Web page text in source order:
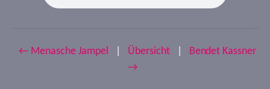
← Menasche Jampel Übersicht
Bendet Kassner
→